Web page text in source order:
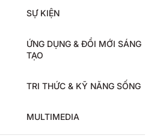
SỰ KIỆN
ỨNG DỤNG & ĐỔI MỚI SÁNG
TẠO
TRI THỨC & KỸ NĂNG SỐNG
MULTIMEDIA